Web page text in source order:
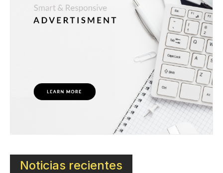
Noticias recientes